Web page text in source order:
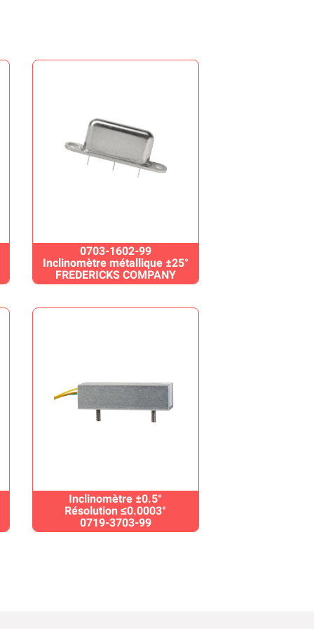
0703-1602-99
Inclinomètre métallique ±25°
FREDERICKS COMPANY
Inclinomètre ±0.5°
Résolution ≤0.0003°
0719-3703-99